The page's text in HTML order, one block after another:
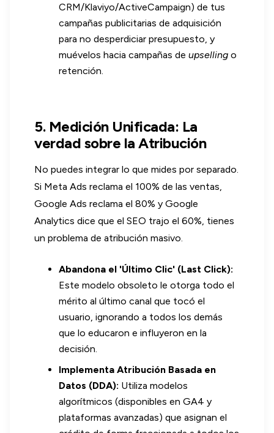
CRM/Klaviyo/ActiveCampaign) de tus
campañas publicitarias de adquisición
para no desperdiciar presupuesto, y
muévelos hacia campañas de upselling o
retención.
5. Medición Unificada: La
verdad sobre la Atribución
No puedes integrar lo que mides por separado.
Si Meta Ads reclama el 100% de las ventas,
Google Ads reclama el 80% y Google
Analytics dice que el SEO trajo el 60%, tienes
un problema de atribución masivo.
Abandona el 'Último Clic' (Last Click):
Este modelo obsoleto le otorga todo el
mérito al último canal que tocó el
usuario, ignorando a todos los demás
que lo educaron e influyeron en la
decisión.
Implementa Atribución Basada en
Datos (DDA): Utiliza modelos
algorítmicos (disponibles en GA4 y
plataformas avanzadas) que asignan el